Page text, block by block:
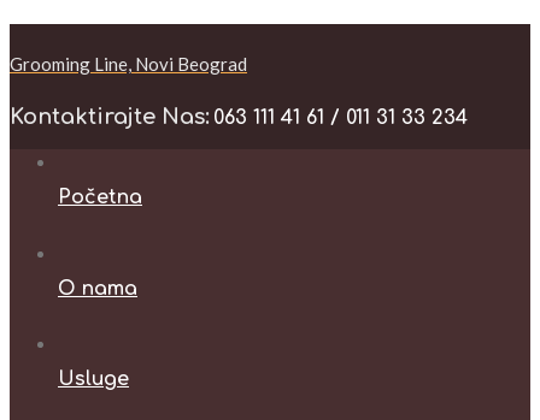
Grooming Line, Novi Beograd
Kontaktirajte Nas: 063 111 41 61 / 011 31 33 234
Početna
O nama
Usluge